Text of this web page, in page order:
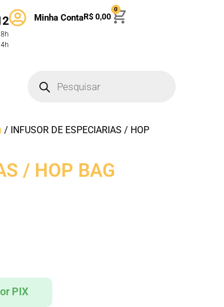
Minha ContaR$0,00
0
/ INFUSOR DE ESPECIARIAS / HOP
/ HOP BAG
PIX